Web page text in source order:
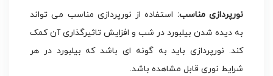
نورپردازی مناسب: استفاده از نورپردازی مناسب می تواند
به دیده شدن بیلبورد در شب و افزایش تاثیرگذاری آن کمک
کند. نورپردازی باید به گونه ای باشد که بیلبورد در هر
شرایط نوری قابل مشاهده باشد.